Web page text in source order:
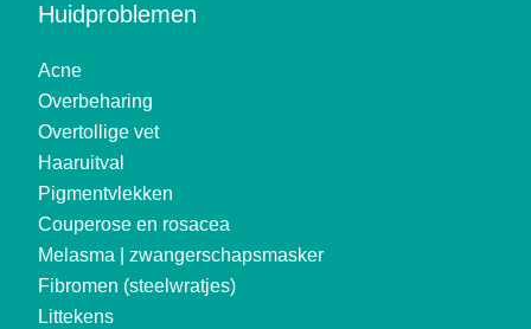
Huidproblemen
Acne
Overbeharing
Overtollige vet
Haaruitval
Pigmentvlekken
Couperose en rosacea
Melasma | zwangerschapsmasker
Fibromen (steelwratjes)
Littekens